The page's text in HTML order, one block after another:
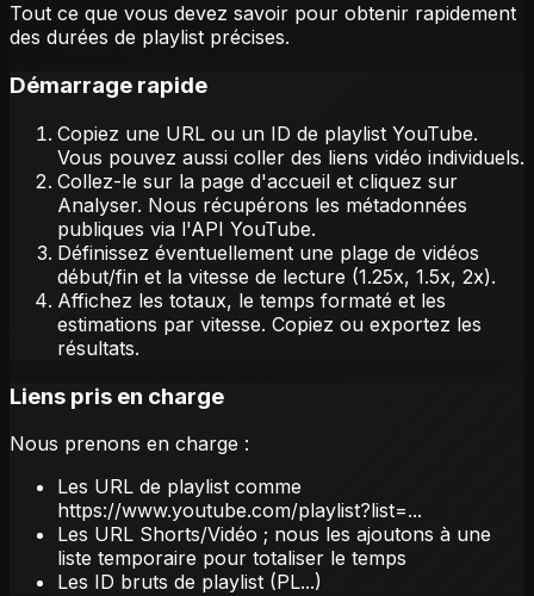
Tout ce que vous devez savoir pour obtenir rapidement
des durées de playlist précises.
Démarrage rapide
Copiez une URL ou un ID de playlist YouTube.
Vous pouvez aussi coller des liens vidéo individuels.
Collez-le sur la page d'accueil et cliquez sur
Analyser. Nous récupérons les métadonnées
publiques via l'API YouTube.
Définissez éventuellement une plage de vidéos
début/fin et la vitesse de lecture (1.25x, 1.5x, 2x).
Affichez les totaux, le temps formaté et les
estimations par vitesse. Copiez ou exportez les
résultats.
Liens pris en charge
Nous prenons en charge :
Les URL de playlist comme
https://www.youtube.com/playlist?list=...
Les URL Shorts/Vidéo ; nous les ajoutons à une
liste temporaire pour totaliser le temps
Les ID bruts de playlist (PL...)